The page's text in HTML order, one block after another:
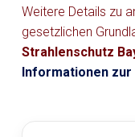
Weitere Details zu
gesetzlichen
Strahlenschutz
Informationen zur